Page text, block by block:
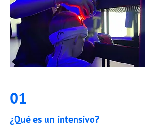
01
¿Qué es un intensivo?